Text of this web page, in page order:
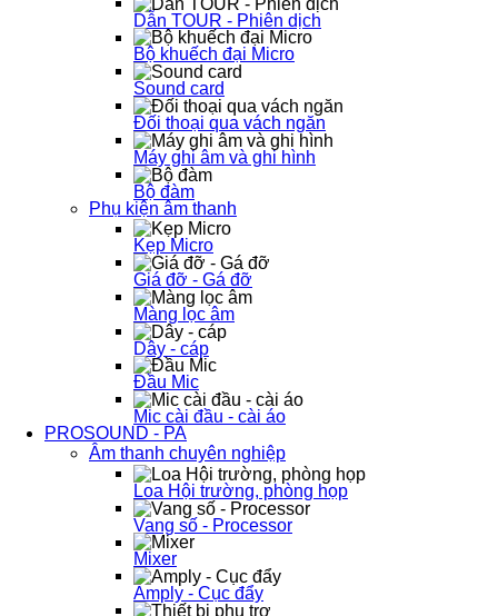
Dẫn TOUR - Phiên dịch
Bộ khuếch đại Micro
Sound card
Đối thoại qua vách ngăn
Máy ghi âm và ghi hình
Bộ đàm
Phụ kiện âm thanh
Kẹp Micro
Giá đỡ - Gá đỡ
Màng lọc âm
Dây - cáp
Đầu Mic
Mic cài đầu - cài áo
PROSOUND - PA
Âm thanh chuyên nghiệp
Loa Hội trường, phòng họp
Vang số - Processor
Mixer
Amply - Cục đẩy